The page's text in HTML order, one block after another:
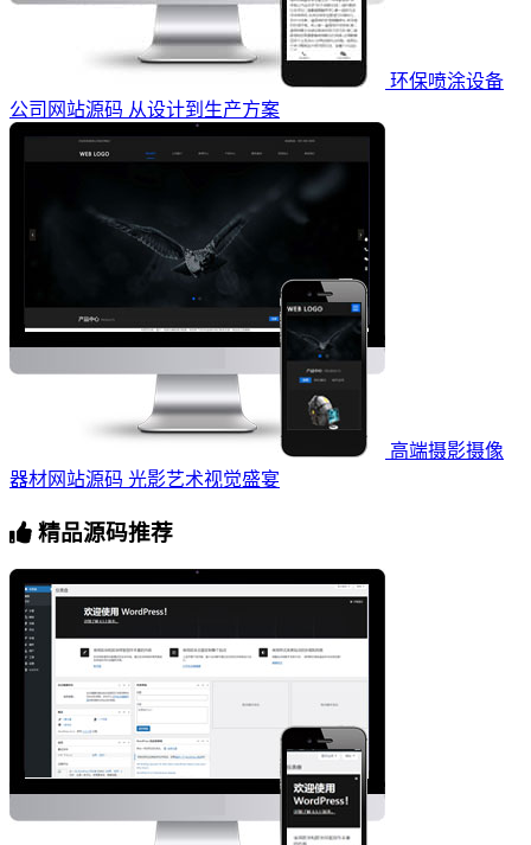
环保喷涂设备
公司网站源码 从设计到生产方案
高端摄影摄像
器材网站源码 光影艺术视觉盛宴
精品源码推荐